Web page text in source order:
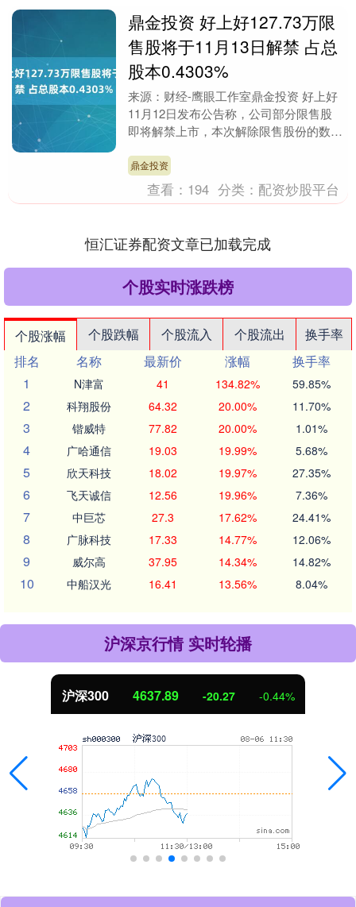
鼎金投资 好上好127.73万限
售股将于11月13日解禁 占总
股本0.4303%
来源：财经-鹰眼工作室鼎金投资 好上好
11月12日发布公告称，公司部分限售股
即将解禁上市，本次解除限售股份的数量
0.430....
鼎金投资
查看： 194 分类： 配资炒股平台
恒汇证券配资文章已加载完成
个股实时涨跌榜
个股涨幅 个股跌幅 个股流入 个股流出
换手率
排名
名称 最新价 涨幅
换手率
1
N津富 41 134.82% 59.85%
2 科翔股份 64.32 20.00% 11.70%
3 锴威特 77.82 20.00% 1.01%
4 广哈通信 19.03 19.99% 5.68%
5 欣天科技 18.02 19.97% 27.35%
6 飞天诚信 12.56 19.96% 7.36%
7 中巨芯 27.3 17.62% 24.41%
8 广脉科技 17.33 14.77% 12.06%
9 威尔高 37.95 14.34% 14.82%
10 中船汉光 16.41 13.56% 8.04%
沪深京行情 实时轮播
北证50 1115.17 -4.29 -0.38%